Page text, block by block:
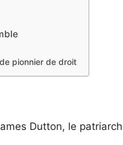
pionnier de droit
Dutton, le